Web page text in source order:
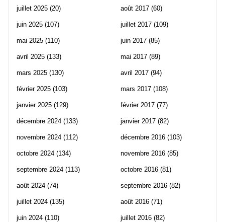
juillet 2025 (20)
juin 2025 (107)
mai 2025 (110)
avril 2025 (133)
mars 2025 (130)
février 2025 (103)
janvier 2025 (129)
décembre 2024 (133)
novembre 2024 (112)
octobre 2024 (134)
septembre 2024 (113)
août 2024 (74)
juillet 2024 (135)
juin 2024 (110)
août 2017 (60)
juillet 2017 (109)
juin 2017 (85)
mai 2017 (89)
avril 2017 (94)
mars 2017 (108)
février 2017 (77)
janvier 2017 (82)
décembre 2016 (103)
novembre 2016 (85)
octobre 2016 (81)
septembre 2016 (82)
août 2016 (71)
juillet 2016 (82)